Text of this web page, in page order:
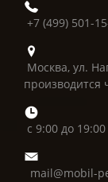
+7 (499) 501-
Москва, ул.
с 9:00 до
mail@mobil-